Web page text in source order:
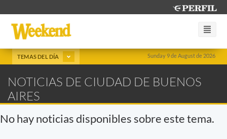
Sunday 9 de August de 2026
TEMAS DEL DÍA
NOTICIAS DE CIUDAD DE BUENOS
AIRES
No hay noticias disponibles sobre este tema.